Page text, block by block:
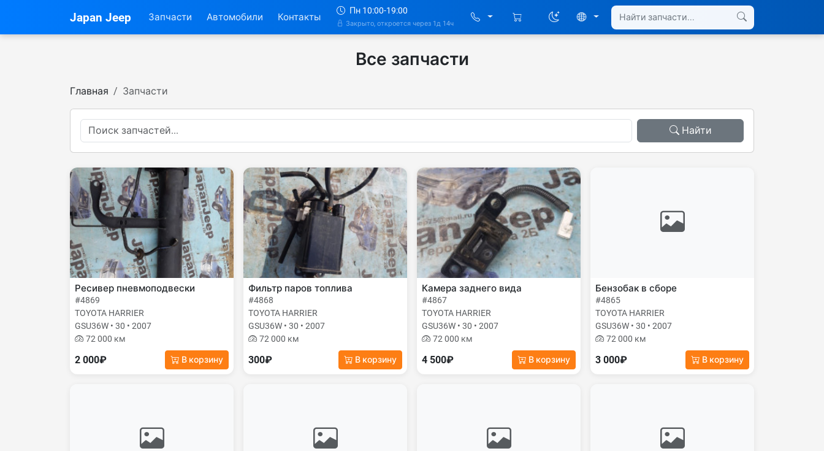
Japan Jeep Запчасти Автомобили Контакты
Пн 10:00-19:00
Закрыто, откроется через 1д 14ч
Все запчасти
Главная Запчасти
Найти
Ресивер пневмоподвески
#4869
TOYOTA HARRIER
GSU36W • 30 • 2007
72 000 км
2 000₽ В корзину
Фильтр паров топлива
#4868
TOYOTA HARRIER
GSU36W • 30 • 2007
72 000 км
300₽ В корзину
Камера заднего вида
#4867
TOYOTA HARRIER
GSU36W • 30 • 2007
72 000 км
4 500₽ В корзину
Бензобак в сборе
#4865
TOYOTA HARRIER
GSU36W • 30 • 2007
72 000 км
3 000₽ В корзину